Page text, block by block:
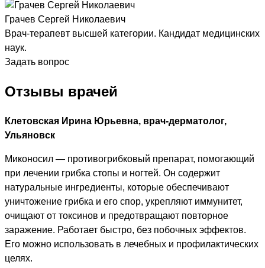
Грачев Сергей Николаевич
Врач-терапевт высшей категории. Кандидат медицинских
наук.
Задать вопрос
Отзывы врачей
Клетовская Ирина Юрьевна, врач-дерматолог,
Ульяновск
Миконосил — противогрибковый препарат, помогающий
при лечении грибка стопы и ногтей. Он содержит
натуральные ингредиенты, которые обеспечивают
уничтожение грибка и его спор, укрепляют иммунитет,
очищают от токсинов и предотвращают повторное
заражение. Работает быстро, без побочных эффектов.
Его можно использовать в лечебных и профилактических
целях.